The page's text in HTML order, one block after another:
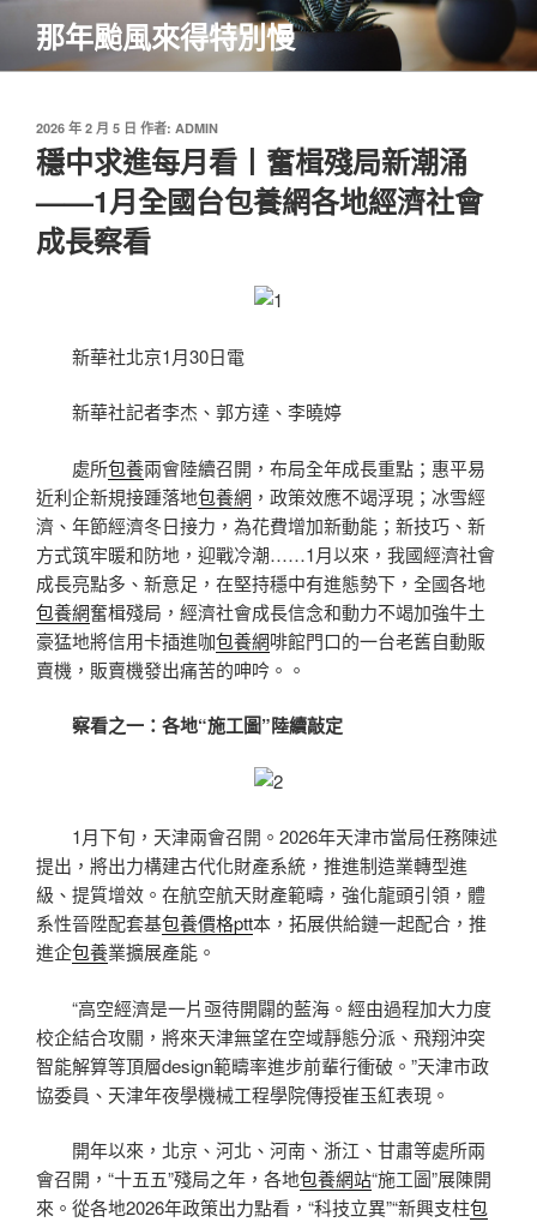
主
那年颱風來得特別慢
發
佈
於
2026 年 2 月 5 日 作者: ADMIN
穩中求進每月看丨奮楫殘局新潮涌
——1月全國台包養網各地經濟社會
成長察看
新華社北京1月30日電
新華社記者李杰、郭方達、李曉婷
處所包養兩會陸續召開，布局全年成長重點；惠平易
近利企新規接踵落地包養網 ，政策效應不竭浮現；冰雪經
濟、年節經濟冬日接力，為花費增加新動能；新技巧、新
方式筑牢暖和防地，迎戰冷潮……1月以來，我國經濟社會
成長亮點多、新意足，在堅持穩中有進態勢下，全國各地
包養網奮楫殘局，經濟社會成長信念和動力不竭加強牛土
豪猛地將信用卡插進咖包養網啡館門口的一台老舊自動販
賣機，販賣機發出痛苦的呻吟。。
察看之一：各地“施工圖”陸續敲定
1月下旬，天津兩會召開。2026年天津市當局任務陳述
提出，將出力構建古代化財產系統，推進制造業轉型進
級、提質增效。在航空航天財產範疇，強化龍頭引領，體
系性晉陞配套基包養價格ptt本，拓展供給鏈一起配合，推
進企包養業擴展產能。
“高空經濟是一片亟待開闢的藍海。經由過程加大力度
校企結合攻關，將來天津無望在空域靜態分派、飛翔沖突
智能解算等頂層design範疇率進步前輩行衝破。”天津市政
協委員、天津年夜學機械工程學院傳授崔玉紅表現。
開年以來，北京、河北、河南、浙江、甘肅等處所兩
會召開，“十五五”殘局之年，各地包養網站“施工圖”展陳開
來。從各地2026年政策出力點看，“科技立異”“新興支柱包